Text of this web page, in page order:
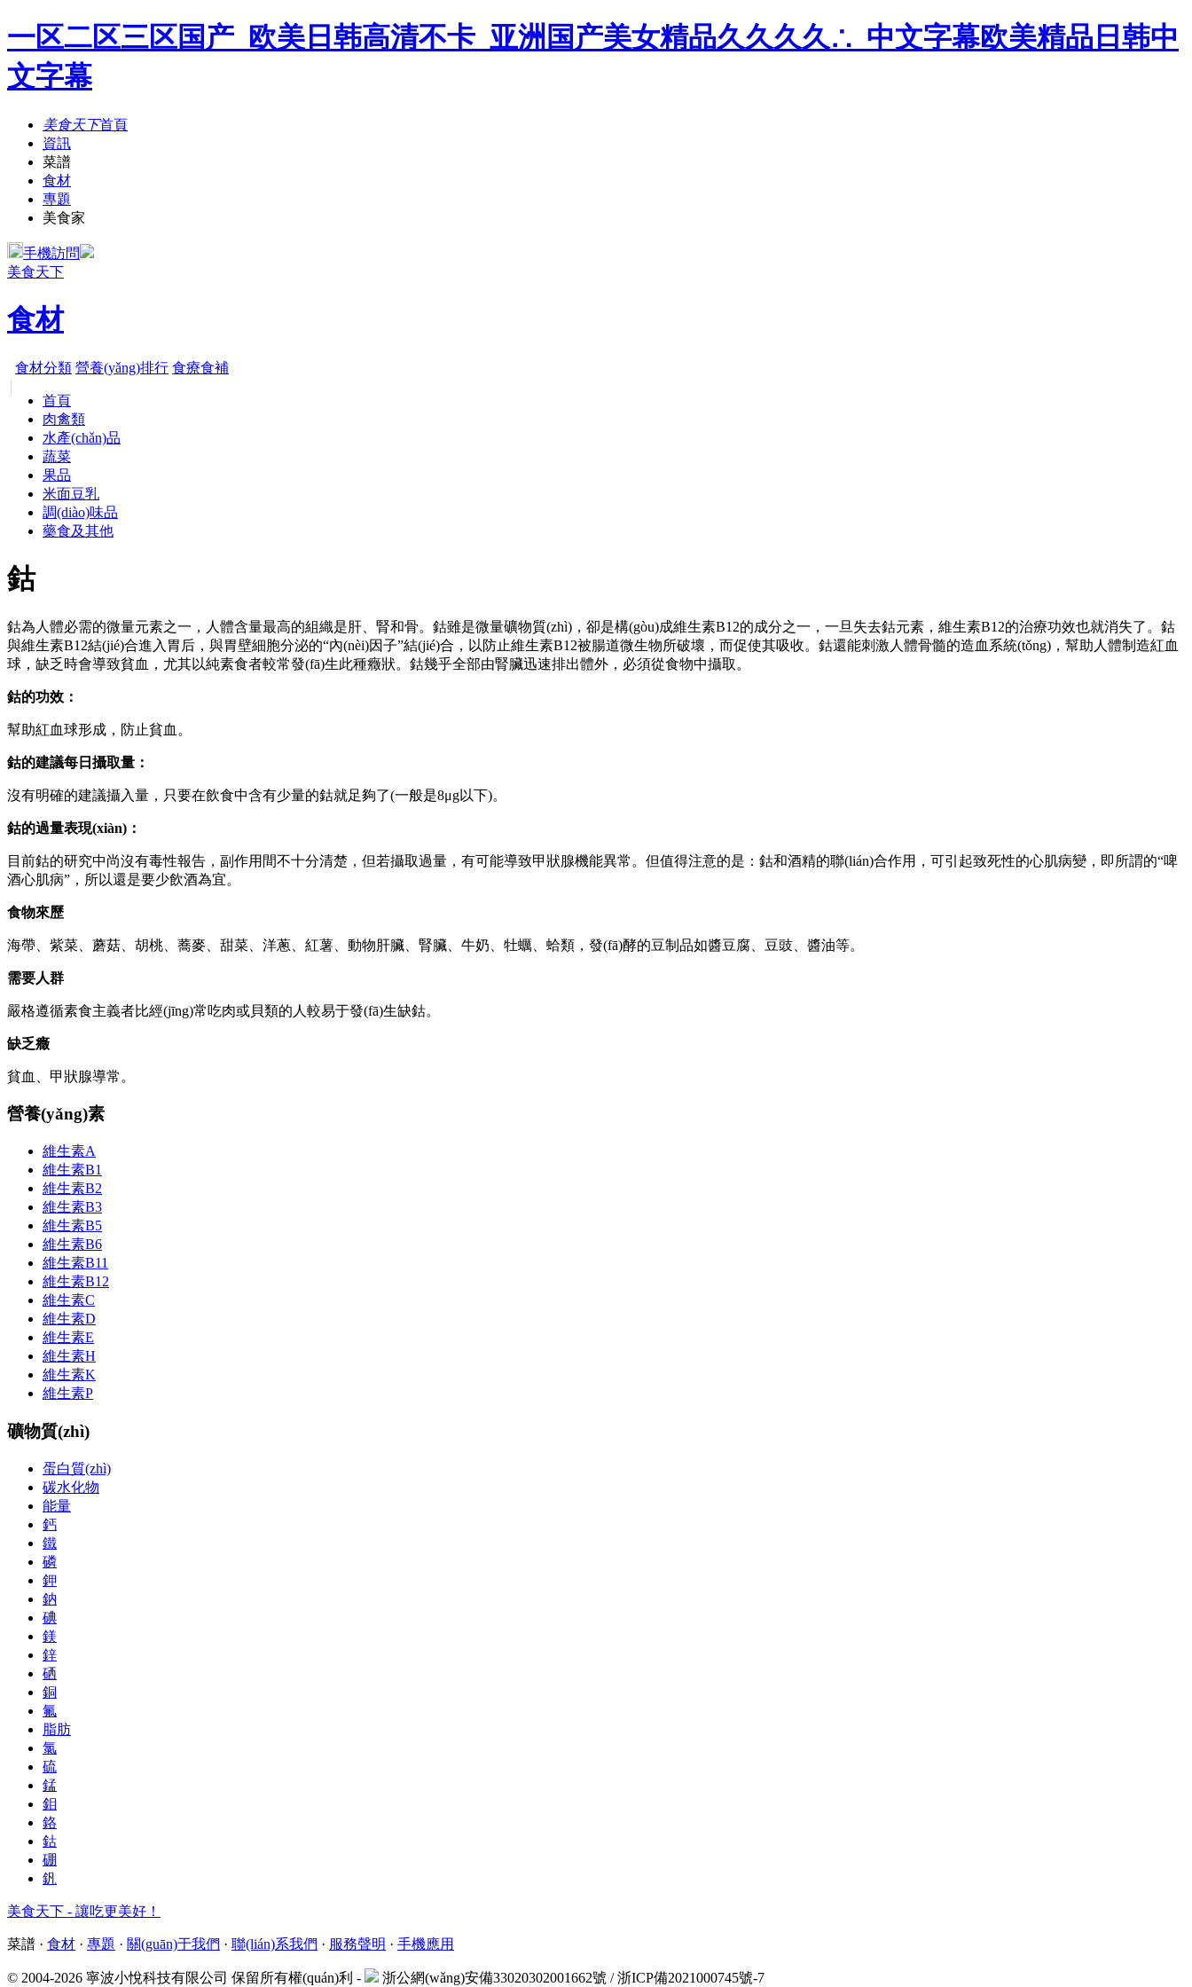
一区二区三区国产_欧美日韩高清不卡_亚洲国产美女精品久久久久∴_中文字幕欧美精品日韩中
文字幕
美食天下首頁
資訊
菜譜
食材
專題
美食家
手機訪問
美食天下
食材
食材分類 營養(yǎng)排行 食療食補
首頁
肉禽類
水產(chǎn)品
蔬菜
果品
米面豆乳
調(diào)味品
藥食及其他
鈷
鈷為人體必需的微量元素之一，人體含量最高的組織是肝、腎和骨。鈷雖是微量礦物質(zhì)，卻是構(gòu)成維生素B12的成分之一，一旦失去鈷元素，維生素B12的治療功效也就消失了。鈷
與維生素B12結(jié)合進入胃后，與胃壁細胞分泌的“內(nèi)因子”結(jié)合，以防止維生素B12被腸道微生物所破壞，而促使其吸收。鈷還能刺激人體骨髓的造血系統(tǒng)，幫助人體制造紅血
球，缺乏時會導致貧血，尤其以純素食者較常發(fā)生此種癥狀。鈷幾乎全部由腎臟迅速排出體外，必須從食物中攝取。
鈷的功效：
幫助紅血球形成，防止貧血。
鈷的建議每日攝取量：
沒有明確的建議攝入量，只要在飲食中含有少量的鈷就足夠了(一般是8μg以下)。
鈷的過量表現(xiàn)：
目前鈷的研究中尚沒有毒性報告，副作用間不十分清楚，但若攝取過量，有可能導致甲狀腺機能異常。但值得注意的是：鈷和酒精的聯(lián)合作用，可引起致死性的心肌病變，即所謂的“啤
酒心肌病”，所以還是要少飲酒為宜。
食物來歷
海帶、紫菜、蘑菇、胡桃、蕎麥、甜菜、洋蔥、紅薯、動物肝臟、腎臟、牛奶、牡蠣、蛤類，發(fā)酵的豆制品如醬豆腐、豆豉、醬油等。
需要人群
嚴格遵循素食主義者比經(jīng)常吃肉或貝類的人較易于發(fā)生缺鈷。
缺乏癥
貧血、甲狀腺導常。
營養(yǎng)素
維生素A
維生素B1
維生素B2
維生素B3
維生素B5
維生素B6
維生素B11
維生素B12
維生素C
維生素D
維生素E
維生素H
維生素K
維生素P
礦物質(zhì)
蛋白質(zhì)
碳水化物
能量
鈣
鐵
磷
鉀
鈉
碘
鎂
鋅
硒
銅
氟
脂肪
氯
硫
錳
鉬
鉻
鈷
硼
釩
美食天下 - 讓吃更美好！
菜譜 · 食材 · 專題 · 關(guān)于我們 · 聯(lián)系我們 · 服務聲明 · 手機應用
© 2004-2026 寧波小悅科技有限公司 保留所有權(quán)利 - 浙公網(wǎng)安備33020302001662號 /浙ICP備2021000745號-7